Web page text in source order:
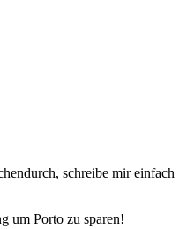
schreibe mir einfach
um Porto zu sparen!